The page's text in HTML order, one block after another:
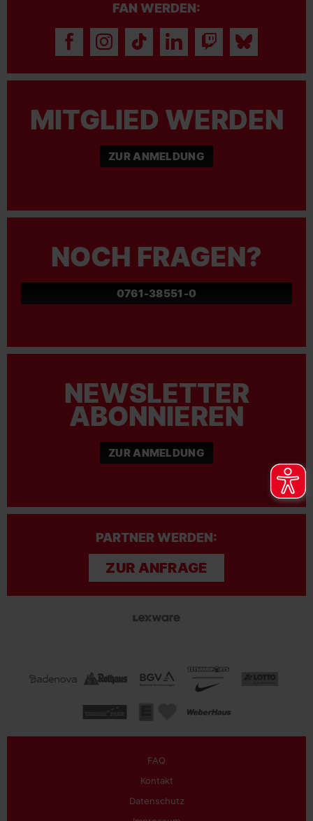
FAN WERDEN:
MITGLIED WERDEN
ZUR ANMELDUNG
NOCH FRAGEN?
0761-38551-0
NEWSLETTER
ABONNIEREN
ZUR ANMELDUNG
PARTNER WERDEN:
ZUR ANFRAGE
FAQ
Kontakt
Datenschutz